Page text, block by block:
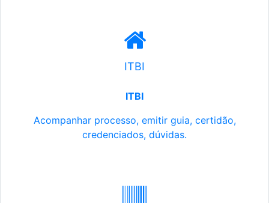
ITBI
ITBI
Acompanhar processo, emitir guia, certidão,
credenciados, dúvidas.